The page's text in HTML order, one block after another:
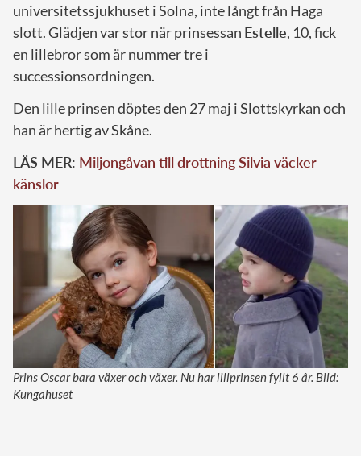
universitetssjukhuset i Solna, inte långt från Haga
slott. Glädjen var stor när prinsessan Estelle, 10, fick
en lillebror som är nummer tre i
successionsordningen.
Den lille prinsen döptes den 27 maj i Slottskyrkan och
han är hertig av Skåne.
LÄS MER: Miljongåvan till drottning Silvia väcker
känslor
Prins Oscar bara växer och växer. Nu har lillprinsen fyllt 6 år. Bild:
Kungahuset